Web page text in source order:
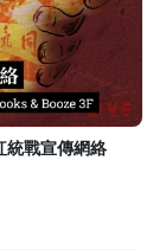
統戰宣傳網絡